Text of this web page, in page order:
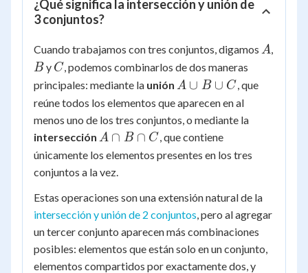
¿Qué significa la intersección y unión de
3 conjuntos?
Cuando trabajamos con tres conjuntos, digamos A
A,
B
By C
C, podemos combinarlos de dos maneras
principales: mediante la unión A
\cup
B
\cup
A ∪ B ∪ C, que
reúne todos los elementos que aparecen en al
menos uno de los tres conjuntos, o mediante la
intersección A
\cap
B
C
A ∩ B ∩ C, que contiene
únicamente los elementos presentes en los tres
conjuntos a la vez.
Estas operaciones son una extensión natural de la
intersección y unión de 2 conjuntos, pero al agregar
un tercer conjunto aparecen más combinaciones
posibles: elementos que están solo en un conjunto,
elementos compartidos por exactamente dos, y